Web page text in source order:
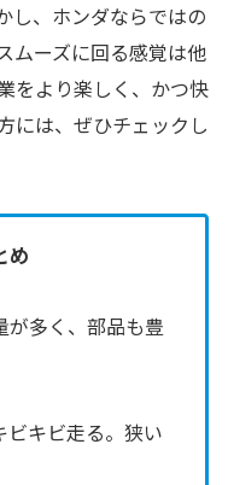
し、ホンダならではの
ムーズに回る感覚は他
をより楽しく、かつ快
には、ぜひチェックし
め
が多く、部品も豊
ビキビ走る。狭い